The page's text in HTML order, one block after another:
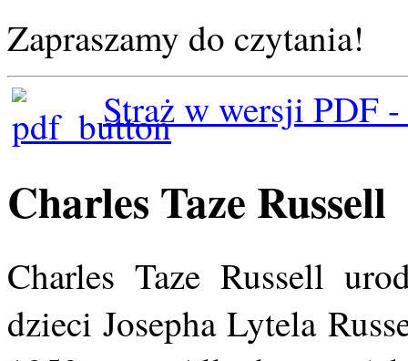
Zapraszamy do czytania!
Straż w wersji PDF
Charles Taze Russell
Charles Taze Russell
dzieci Josepha Lytela